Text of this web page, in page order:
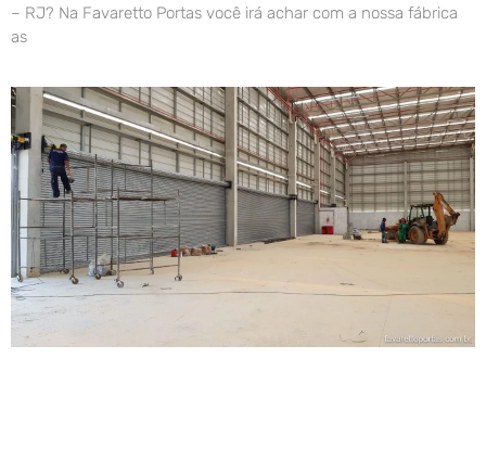
– RJ? Na Favaretto Portas você irá achar com a nossa fábrica
as